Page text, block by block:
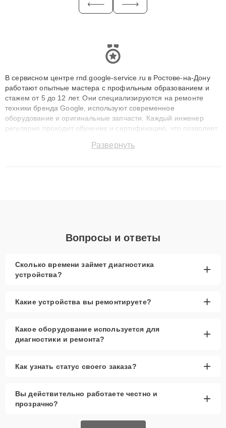
В сервисном центре rnd.google-service.ru в Ростове-на-Дону
работают опытные мастера с профильным образованием и
стажем от 5 до 12 лет. Они специализируются на ремонте
техники бренда Google, используют современное
оборудование и оригинальные запчасти. Каждый инженер
регулярно проходит обучение и сертификацию, что позволяет
технику с сохранением гарантии до 3 лет. Наши мастера
Развернуть
Вопросы и ответы
Сколько времени займет диагностика
устройства?
+
Какие устройства вы ремонтируете? +
Какое оборудование используется для
диагностики и ремонта?
+
Как узнать статус своего заказа? +
Вы действительно работаете честно и
прозрачно?
+